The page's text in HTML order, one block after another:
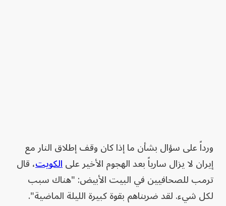
ورداً على سؤال بشأن ما إذا كان وقف إطلاق النار مع
إيران لا يزال سارياً بعد الهجوم الأخير علىالكويت، قال
ترمب للصحافيين في البيت الأبيض: "هناك سبب
لكل شيء. لقد ضربناهم بقوة كبيرة الليلة الماضية".